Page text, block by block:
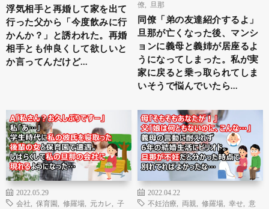
浮気相手と再婚して家を出て
行った父から「今度飲みに行
かんか？」と誘われた。再婚
相手とも仲良くして欲しいと
か言ってんだけど…
僚
旦那
同僚「弟の友達紹介するよ」
旦那が亡くなった後、マンシ
ョンに義母と義姉が居座るよ
うになってしまった。私が実
家に戻ると乗っ取られてしま
いそうで悩んでいたら…
2022.05.29
会社
保育園 修羅場 元カレ
子
2022.04.22
不妊治療
両親 修羅場 幸せ
意